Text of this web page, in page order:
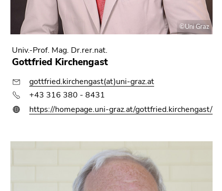
©Uni Graz
Univ.-Prof. Mag. Dr.rer.nat.
Gottfried Kirchengast
gottfried.kirchengast(at)uni-graz.at
+43 316 380 - 8431
https://homepage.uni-graz.at/gottfried.kirchengast/